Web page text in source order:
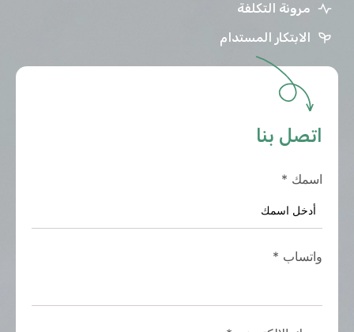
مرونة التكلفة
الابتكار المستدام
اتصل بنا
اسمك *
واتساب *